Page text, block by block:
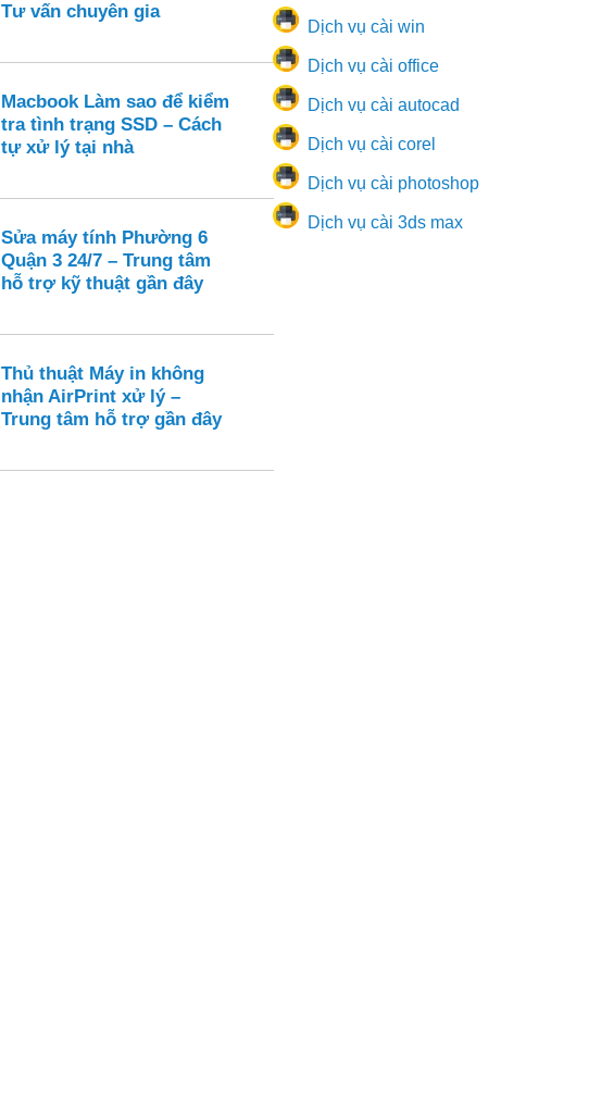
Tư vấn chuyên gia
Macbook Làm sao để kiểm
tra tình trạng SSD – Cách
tự xử lý tại nhà
Sửa máy tính Phường 6
Quận 3 24/7 – Trung tâm
hỗ trợ kỹ thuật gần đây
Thủ thuật Máy in không
nhận AirPrint xử lý –
Trung tâm hỗ trợ gần đây
Dịch vụ cài win
Dịch vụ cài office
Dịch vụ cài autocad
Dịch vụ cài corel
Dịch vụ cài photoshop
Dịch vụ cài 3ds max